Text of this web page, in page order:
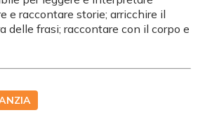
e raccontare storie; arricchire il
delle frasi; raccontare con il corpo e